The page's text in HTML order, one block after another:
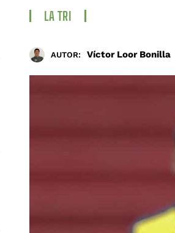
LA TRI
AUTOR: Víctor Loor Bonilla